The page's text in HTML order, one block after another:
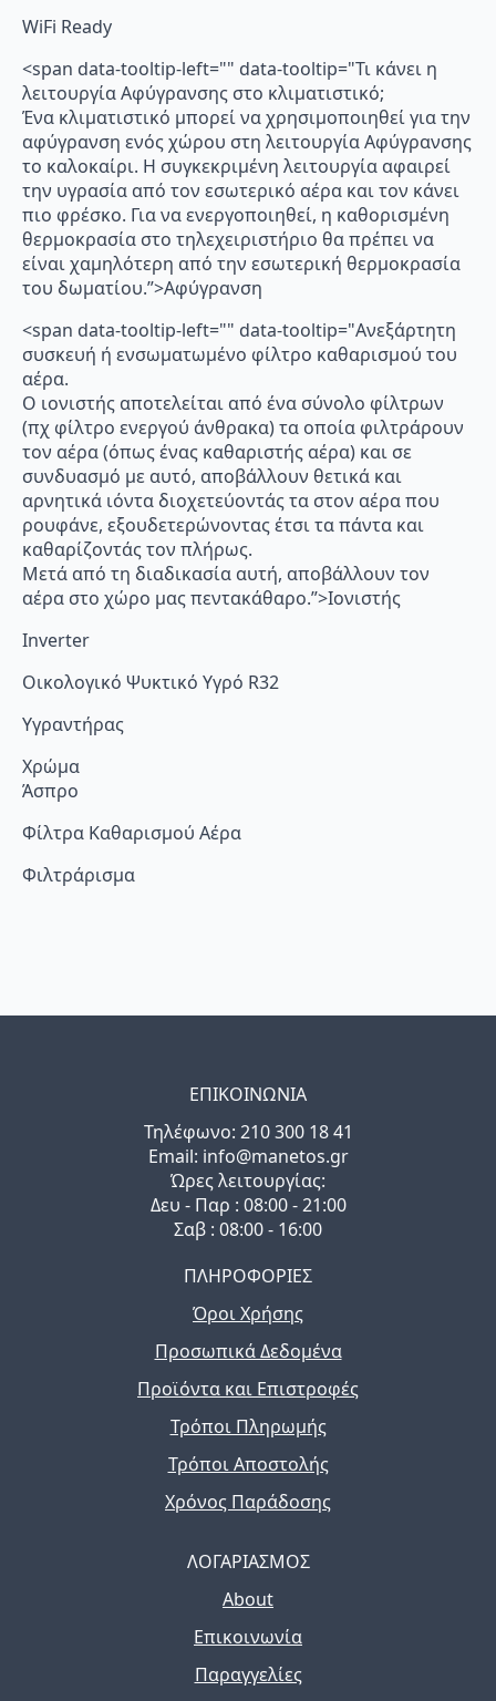
WiFi Ready
<span data-tooltip-left="" data-tooltip="Τι κάνει η
λειτουργία Αφύγρανσης στο κλιματιστικό;
Ένα κλιματιστικό μπορεί να χρησιμοποιηθεί για την
αφύγρανση ενός χώρου στη λειτουργία Αφύγρανσης
το καλοκαίρι. Η συγκεκριμένη λειτουργία αφαιρεί
την υγρασία από τον εσωτερικό αέρα και τον κάνει
πιο φρέσκο. Για να ενεργοποιηθεί, η καθορισμένη
θερμοκρασία στο τηλεχειριστήριο θα πρέπει να
είναι χαμηλότερη από την εσωτερική θερμοκρασία
του δωματίου.”>Αφύγρανση
<span data-tooltip-left="" data-tooltip="Ανεξάρτητη
συσκευή ή ενσωματωμένο φίλτρο καθαρισμού του
αέρα.
Ο ιονιστής αποτελείται από ένα σύνολο φίλτρων
(πχ φίλτρο ενεργού άνθρακα) τα οποία φιλτράρουν
τον αέρα (όπως ένας καθαριστής αέρα) και σε
συνδυασμό με αυτό, αποβάλλουν θετικά και
αρνητικά ιόντα διοχετεύοντάς τα στον αέρα που
ρουφάνε, εξουδετερώνοντας έτσι τα πάντα και
καθαρίζοντάς τον πλήρως.
Μετά από τη διαδικασία αυτή, αποβάλλουν τον
αέρα στο χώρο μας πεντακάθαρο.”>Ιονιστής
Inverter
Οικολογικό Ψυκτικό Υγρό R32
Υγραντήρας
Χρώμα
Άσπρο
Φίλτρα Καθαρισμού Αέρα
Φιλτράρισμα
ΕΠΙΚΟΙΝΩΝΙΑ
Τηλέφωνo: 210 300 18 41
Email: info@manetos.gr
Ώρες λειτουργίας:
Δευ - Παρ : 08:00 - 21:00
Σαβ : 08:00 - 16:00
ΠΛΗΡΟΦΟΡΙΕΣ
Όροι Χρήσης
Προσωπικά Δεδομένα
Προϊόντα και Επιστροφές
Τρόποι Πληρωμής
Τρόποι Αποστολής
Χρόνος Παράδοσης
ΛΟΓΑΡΙΑΣΜΟΣ
About
Επικοινωνία
Παραγγελίες